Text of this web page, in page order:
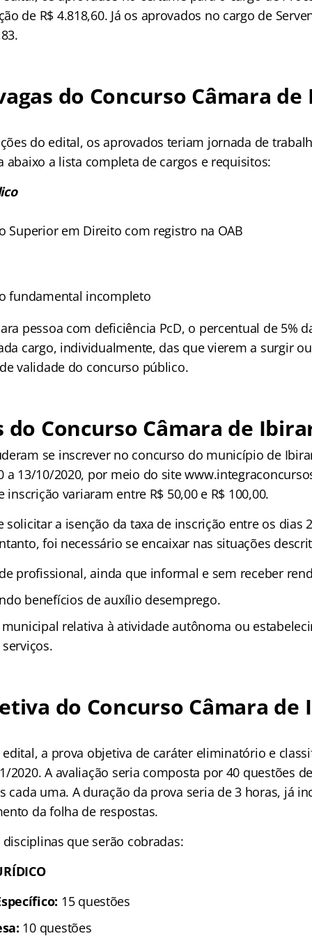
de R$ 4.818,60. Já os aprovados no cargo de
do Concurso Câmara
do edital, os aprovados teriam jornada de
abaixo a lista completa de cargos e requisitos:
Superior em Direito com registro na OAB
fundamental incompleto
pessoa com deficiência PcD, o percentual de 5%
cargo, individualmente, das que vierem a surgir
validade do concurso público.
do Concurso Câmara de
se inscrever no concurso do município de
a 13/10/2020, por meio do site
inscrição variaram entre R$ 50,00 e R$ 100,00.
solicitar a isenção da taxa de inscrição entre os dias
foi necessário se encaixar nas situações
profissional, ainda que informal e sem receber
benefícios de auxílio desemprego.
relativa à atividade autônoma ou
do Concurso Câmara de
a prova objetiva de caráter eliminatório e
2020. A avaliação seria composta por 40 questões
cada uma. A duração da prova seria de 3 horas, já
da folha de respostas.
que serão cobradas:
15 questões
10 questões